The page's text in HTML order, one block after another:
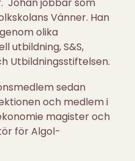
Vänner. Han
olika
utbildning, S&S,
Utbildningsstiftelsen.
sedan
och medlem i
magister och
för Algol-